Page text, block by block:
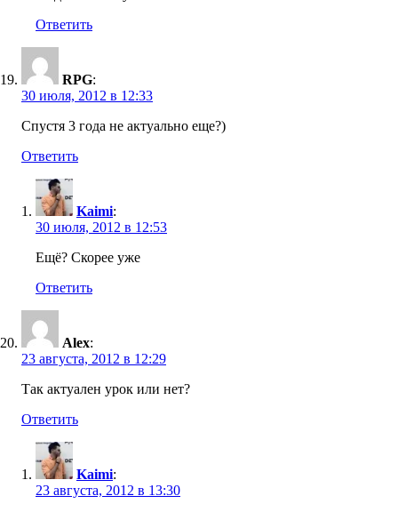
Ответить
RPG:
30 июля, 2012 в 12:33
Спустя 3 года не актуально еще?)
Ответить
Kaimi:
30 июля, 2012 в 12:53
Ещё? Скорее уже
Ответить
Alex:
23 августа, 2012 в 12:29
Так актуален урок или нет?
Ответить
Kaimi:
23 августа, 2012 в 13:30